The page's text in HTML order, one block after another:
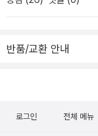
무사 여신에게 의탁하여
억을 바탕으로 일회적인
같은 연극에서 르파주
을 제시한다. 주인공이
세계는, 비유의 힘을 빌
통해 책의 앞부분에서 '
단숨에 이 책이 다 읽고
진 은유적 설명이라니
읽힌다는 것도 드문 일
라이스마의 박사 학위
기억의 역사를 새로운
유의 주된 원천은 정보
꿔왔다. 계속해서 변형
반품/교환 안내
로그인 전체 메뉴